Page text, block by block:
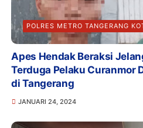
POLRES METRO TANGERANG
Apes Hendak Beraksi
Terduga Pelaku Curanmor
di Tangerang
JANUARI 24, 2024